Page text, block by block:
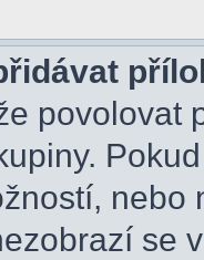
povolovat
se